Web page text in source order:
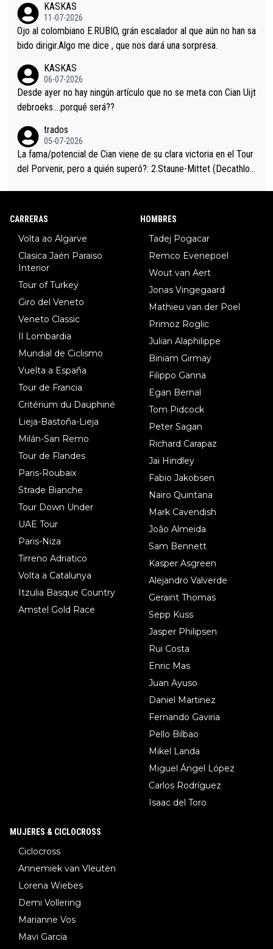
i sin pedalear, luego está el saludo con Evenepoel dándose la
mano de una manera muy fraternal, más allá de los típicos toqu
es en el hombro con que saludaba a Vingegard. Ahí hubo una in
eta, a ver si por querer poner a Del Toro con calzador en posi
ción de podio UAE y Pojacar se van complicar el tour.
KASKAS
11-07-2026
Ojo al colombiano E.RUBIO, grán escalador al que aún no han sa
bido dirigir.Algo me dice , que nos dará una sorpresa.
KASKAS
06-07-2026
Desde ayer no hay ningún artículo que no se meta con Cian Uijt
debroeks….porqué será??
trados
05-07-2026
La fama/potencial de Cian viene de su clara victoria en el Tour
del Porvenir, pero a quién superó?: 2.Staune-Mittet (Decathlon,
8.Lenny Martinez (Bahrein), 9. Van Belle (Visma), 10. Vacek (Li
CARRERAS
Volta ao Algarve
Clasica Jaén Paraiso
Interior
Tour of Turkey
Giro del Veneto
Veneto Classic
Il Lombardia
Mundial de Ciclismo
Vuelta a España
Tour de Francia
Critérium du Dauphiné
Lieja-Bastoña-Lieja
Milán-San Remo
Tour de Flandes
Paris-Roubaix
Strade Bianche
Tour Down Under
UAE Tour
Paris-Niza
Tirreno Adriatico
Volta a Catalunya
Itzulia Basque Country
Amstel Gold Race
HOMBRES
Tadej Pogacar
Remco Evenepoel
Wout van Aert
Jonas Vingegaard
Mathieu van der Poel
Primoz Roglic
Julian Alaphilippe
Biniam Girmay
Filippo Ganna
Egan Bernal
Tom Pidcock
Peter Sagan
Richard Carapaz
Jai Hindley
Fabio Jakobsen
Nairo Quintana
Mark Cavendish
João Almeida
Sam Bennett
Kasper Asgreen
Alejandro Valverde
Geraint Thomas
Sepp Kuss
Jasper Philipsen
Rui Costa
Enric Mas
Juan Ayuso
Daniel Martinez
Fernando Gaviria
Pello Bilbao
Mikel Landa
Miguel Ángel López
Carlos Rodríguez
Isaac del Toro
MUJERES & CICLOCROSS
Ciclocross
Annemiek van Vleuten
Lorena Wiebes
Demi Vollering
Marianne Vos
Mavi Garcia